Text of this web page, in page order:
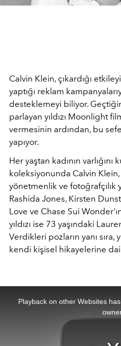
Calvin Klein, çıkardığı
yaptığı reklam
desteklemeyi biliyor.
parlayan yıldızı Moonlight
vermesinin ardından, bu
yapıyor.
Her yaştan kadının
koleksiyonunda Calvin
yönetmenlik ve
Rashida Jones, Kirsten
Love ve Chase Sui
yıldızı ise 73 yaşındaki
Verdikleri pozların yanı sıra,
kendi kişisel hikayelerine
Playback on other Websites